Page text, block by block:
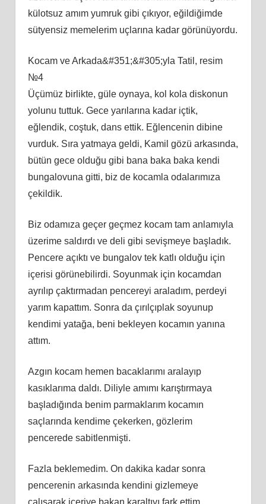
külotsuz amım yumruk gibi çıkıyor, eğildiğimde
sütyensiz memelerim uçlarına kadar görünüyordu.
Kocam ve Arkada&#351;&#305;yla Tatil, resim
№4
Üçümüz birlikte, güle oynaya, kol kola diskonun
yolunu tuttuk. Gece yarılarına kadar içtik,
eğlendik, coştuk, dans ettik. Eğlencenin dibine
vurduk. Sıra yatmaya geldi, Kamil gözü arkasında,
bütün gece olduğu gibi bana baka baka kendi
bungalovuna gitti, biz de kocamla odalarımıza
çekildik.
Biz odamıza geçer geçmez kocam tam anlamıyla
üzerime saldırdı ve deli gibi sevişmeye başladık.
Pencere açıktı ve bungalov tek katlı olduğu için
içerisi görünebilirdi. Soyunmak için kocamdan
ayrılıp çaktırmadan pencereyi araladım, perdeyi
yarım kapattım. Sonra da çırılçıplak soyunup
kendimi yatağa, beni bekleyen kocamın yanına
attım.
Azgın kocam hemen bacaklarımı aralayıp
kasıklarıma daldı. Diliyle amımı karıştırmaya
başladığında benim parmaklarım kocamın
saçlarında kendime çekerken, gözlerim
pencerede sabitlenmişti.
Fazla beklemedim. On dakika kadar sonra
pencerenin arkasında kendini gizlemeye
çalışarak içeriye bakan karaltıyı fark ettim.